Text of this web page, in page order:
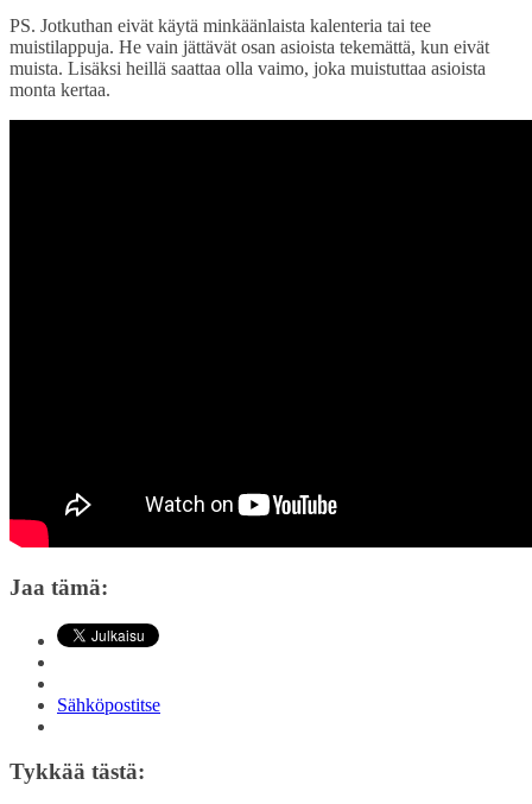
PS. Jotkuthan eivät käytä minkäänlaista kalenteria tai tee
muistilappuja. He vain jättävät osan asioista tekemättä, kun eivät
muista. Lisäksi heillä saattaa olla vaimo, joka muistuttaa asioista
monta kertaa.
Jaa tämä:
Sähköpostitse
Tykkää tästä: